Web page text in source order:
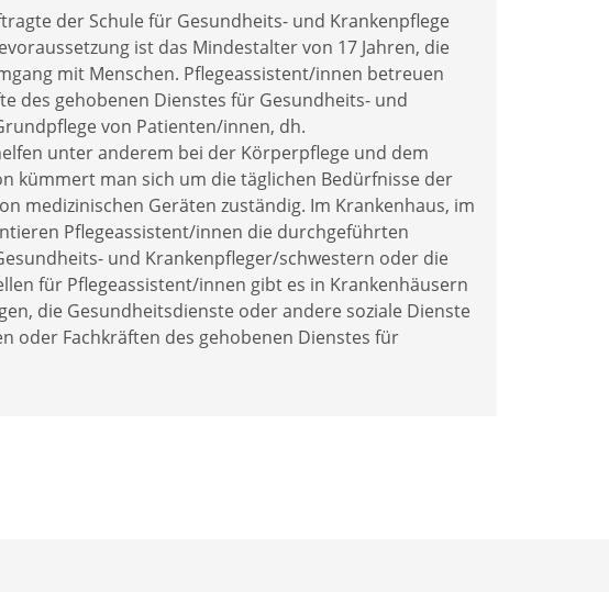
der Schule für Gesundheits- und Krankenpflege
ist das Mindestalter von 17 Jahren, die
mit Menschen. Pflegeassistent/innen betreuen
des gehobenen Dienstes für Gesundheits- und
von Patienten/innen, dh.
unter anderem bei der Körperpflege und dem
kümmert man sich um die täglichen Bedürfnisse der
medizinischen Geräten zuständig. Im Krankenhaus, im
Pflegeassistent/innen die durchgeführten
und Krankenpfleger/schwestern oder die
für Pflegeassistent/innen gibt es in Krankenhäusern
die Gesundheitsdienste oder andere soziale Dienste
oder Fachkräften des gehobenen Dienstes für